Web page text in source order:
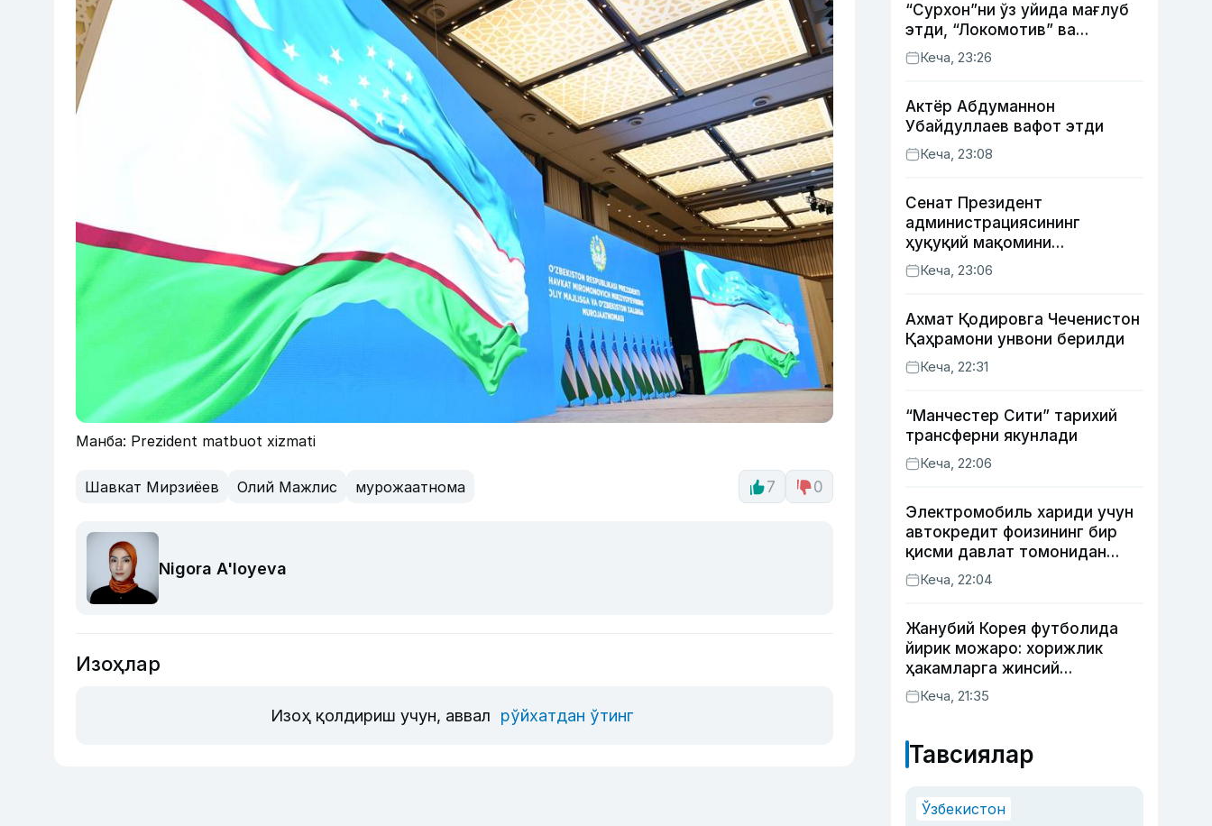
Манба: Prezident matbuot xizmati
Шавкат Мирзиёев Олий Мажлис мурожаатнома 7 0
Nigora A'loyeva
Изоҳлар
Изоҳ қолдириш учун, аввал рўйхатдан ўтинг
“Сурхон”ни ўз уйида мағлуб
этди, “Локомотив” ва
“Хоразм” уйда ғалаба
қозонди
Кеча, 23:26
Актёр Абду­маннон
Убайдуллаев вафот этди
Кеча, 23:08
Сенат Президент
администрациясининг
ҳуқуқий мақомини
белгиловчи конституциявий
қонунни маъқуллади
Кеча, 23:06
Ахмат Қодировга Чеченистон
Қаҳрамони унвони берилди
Кеча, 22:31
“Манчестер Сити” тарихий
трансферни якунлади
Кеча, 22:06
Электромобиль хариди учун
автокредит фоизининг бир
қисми давлат томонидан
қоплаб берилиши мумкин
Кеча, 22:04
Жанубий Корея футболида
йирик можаро: хорижлик
ҳакамларга жинсий
хизматлар кўрсатилгани
маълум қилинди
Кеча, 21:35
Тавсиялар
Ўзбекистон